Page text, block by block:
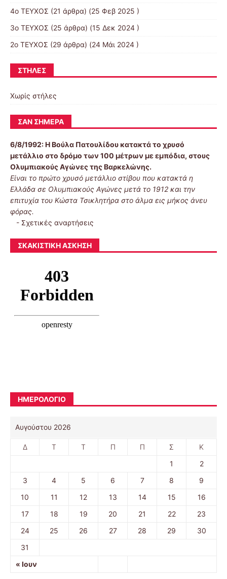
4ο ΤΕΥΧΟΣ (21 άρθρα) (25 Φεβ 2025 )
3ο ΤΕΥΧΟΣ (25 άρθρα) (15 Δεκ 2024 )
2ο ΤΕΥΧΟΣ (29 άρθρα) (24 Μάι 2024 )
ΣΤΉΛΕΣ
Χωρίς στήλες
ΣΑΝ ΣΉΜΕΡΑ
6/8/1992: Η Βούλα Πατουλίδου κατακτά το χρυσό
μετάλλιο στο δρόμο των 100 μέτρων με εμπόδια, στους
Ολυμπιακούς Αγώνες της Βαρκελώνης.
Είναι το πρώτο χρυσό μετάλλιο στίβου που κατακτά η
Ελλάδα σε Ολυμπιακούς Αγώνες μετά το 1912 και την
επιτυχία του Κώστα Τσικλητήρα στο άλμα εις μήκος άνευ
φόρας.
- Σχετικές αναρτήσεις
ΣΚΑΚΙΣΤΙΚΉ ΆΣΚΗΣΗ
ΗΜΕΡΟΛΟΓΙΟ
Αυγούστου 2026
Δ Τ Τ Π Π Σ Κ
« Ιουν
1
2
3
4 5 6 7 8
9
10
11 12 13 14 15
16
17
18 19 20 21 22
23
24
25 26 27 28 29
30
31